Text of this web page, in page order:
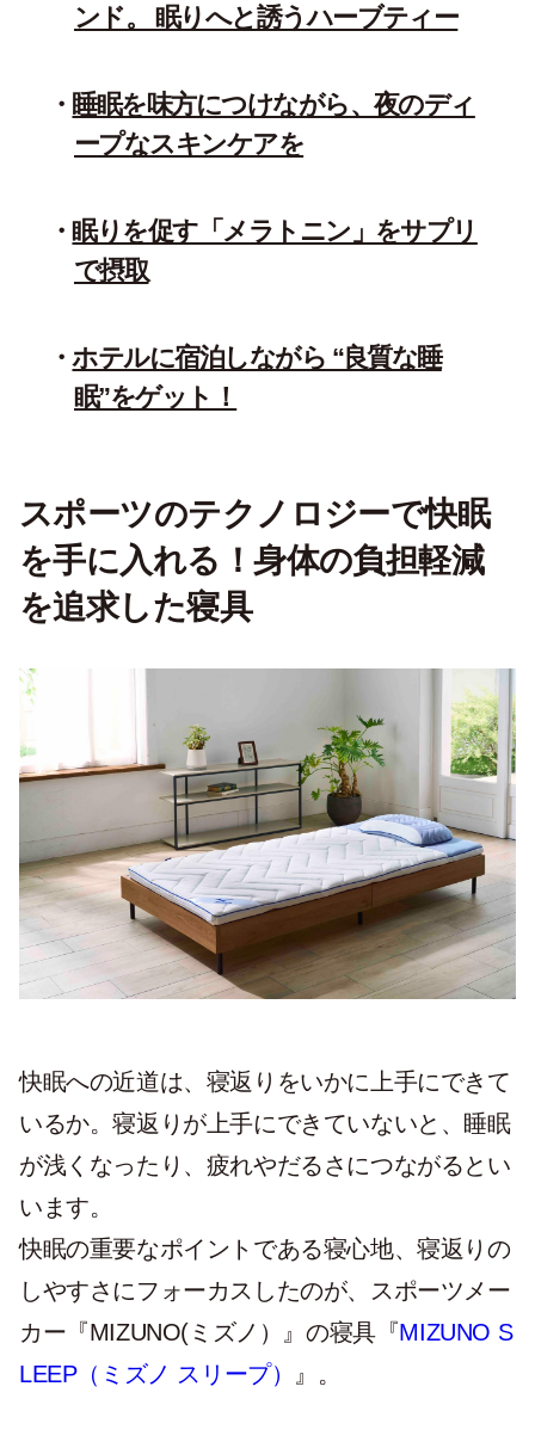
ンド。 眠りへと誘うハーブティー
睡眠を味方につけながら、夜のディ
ープなスキンケアを
眠りを促す「メラトニン」をサプリ
で摂取
ホテルに宿泊しながら “良質な睡
眠”をゲット！
スポーツのテクノロジーで快眠
を手に入れる！身体の負担軽減
を追求した寝具
快眠への近道は、寝返りをいかに上手にできて
いるか。寝返りが上手にできていないと、睡眠
が浅くなったり、疲れやだるさにつながるとい
います。
快眠の重要なポイントである寝心地、寝返りの
しやすさにフォーカスしたのが、スポーツメー
カー『MIZUNO(ミズノ）』の寝具『MIZUNO S
LEEP（ミズノ スリープ）
』。